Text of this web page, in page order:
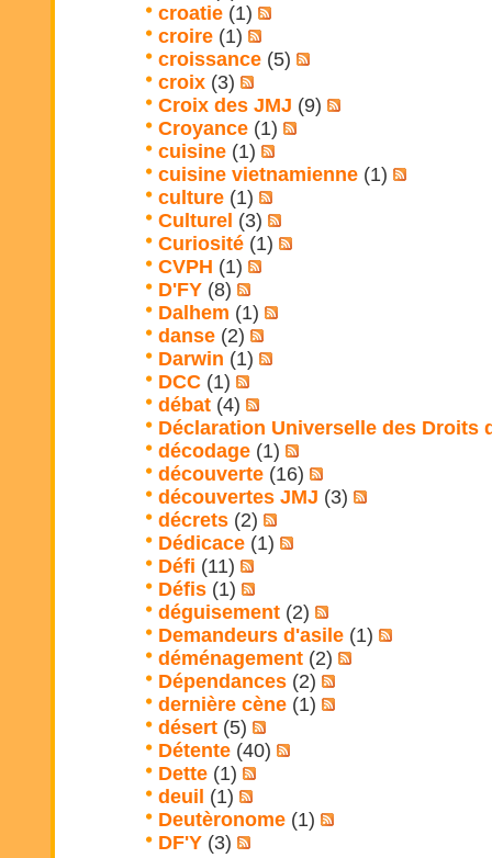
croatie (1)
croire (1)
croissance (5)
croix (3)
Croix des JMJ (9)
Croyance (1)
cuisine (1)
cuisine vietnamienne (1)
culture (1)
Culturel (3)
Curiosité (1)
CVPH (1)
D'FY (8)
Dalhem (1)
danse (2)
Darwin (1)
DCC (1)
débat (4)
Déclaration Universelle des Droits
décodage (1)
découverte (16)
découvertes JMJ (3)
décrets (2)
Dédicace (1)
Défi (11)
Défis (1)
déguisement (2)
Demandeurs d'asile (1)
déménagement (2)
Dépendances (2)
dernière cène (1)
désert (5)
Détente (40)
Dette (1)
deuil (1)
Deutèronome (1)
DF'Y (3)